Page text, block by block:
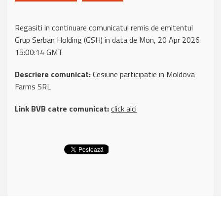
Regasiti in continuare comunicatul remis de emitentul
Grup Serban Holding (GSH) in data de Mon, 20 Apr 2026
15:00:14 GMT
Descriere comunicat:Cesiune participatie in Moldova
Farms SRL
Link BVB catre comunicat:click aici